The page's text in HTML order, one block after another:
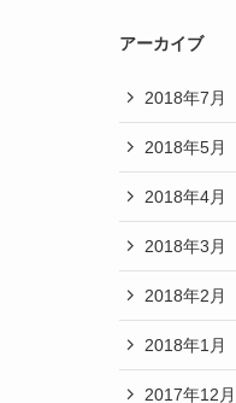
アーカイブ
2018年7月
2018年5月
2018年4月
2018年3月
2018年2月
2018年1月
2017年12月